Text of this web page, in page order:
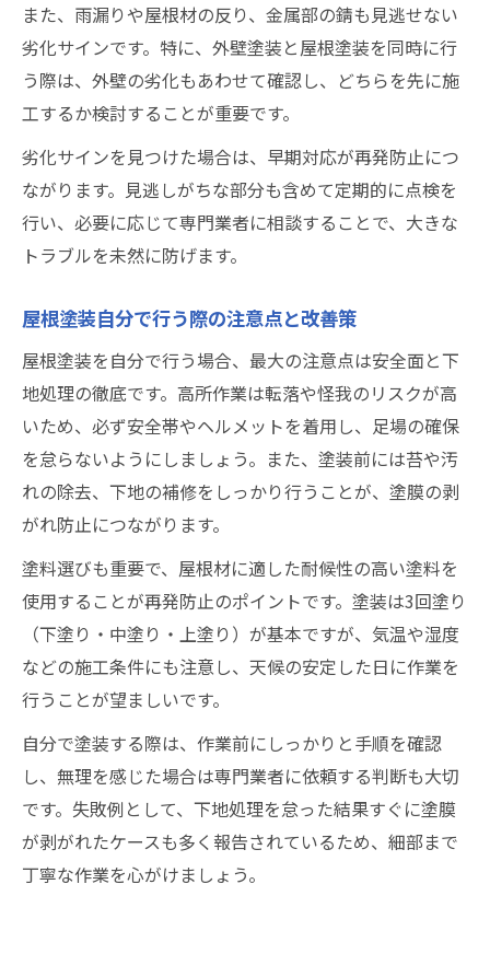
また、雨漏りや屋根材の反り、金属部の錆も見逃せない
劣化サインです。特に、外壁塗装と屋根塗装を同時に行
う際は、外壁の劣化もあわせて確認し、どちらを先に施
工するか検討することが重要です。
劣化サインを見つけた場合は、早期対応が再発防止につ
ながります。見逃しがちな部分も含めて定期的に点検を
行い、必要に応じて専門業者に相談することで、大きな
トラブルを未然に防げます。
屋根塗装自分で行う際の注意点と改善策
屋根塗装を自分で行う場合、最大の注意点は安全面と下
地処理の徹底です。高所作業は転落や怪我のリスクが高
いため、必ず安全帯やヘルメットを着用し、足場の確保
を怠らないようにしましょう。また、塗装前には苔や汚
れの除去、下地の補修をしっかり行うことが、塗膜の剥
がれ防止につながります。
塗料選びも重要で、屋根材に適した耐候性の高い塗料を
使用することが再発防止のポイントです。塗装は3回塗り
（下塗り・中塗り・上塗り）が基本ですが、気温や湿度
などの施工条件にも注意し、天候の安定した日に作業を
行うことが望ましいです。
自分で塗装する際は、作業前にしっかりと手順を確認
し、無理を感じた場合は専門業者に依頼する判断も大切
です。失敗例として、下地処理を怠った結果すぐに塗膜
が剥がれたケースも多く報告されているため、細部まで
丁寧な作業を心がけましょう。